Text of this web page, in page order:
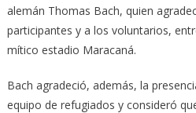
alemán Thomas Bach, quien
participantes y a los voluntarios,
mítico estadio Maracaná.
Bach agradeció, además, la
equipo de refugiados y consideró